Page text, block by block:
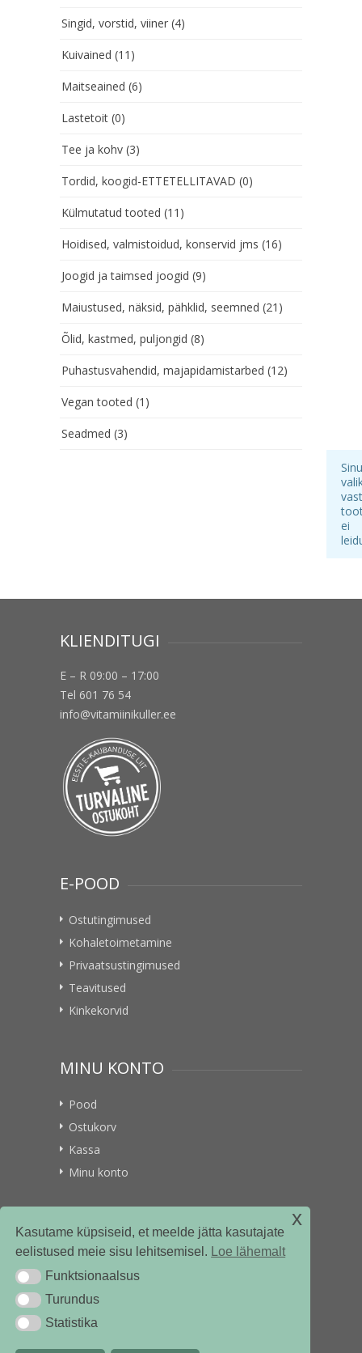
Kasutame küpsiseid, et meelde jätta kasutajate
eelistused meie sisu lehitsemisel. Loe lähemalt
Funktsionaalsus
Funktsionaalsus
TurundusTurundus
StatistikaStatistika
x
Singid, vorstid, viiner (4)
Kuivained (11)
Maitseained (6)
Lastetoit (0)
Tee ja kohv (3)
Tordid, koogid-ETTETELLITAVAD (0)
Külmutatud tooted (11)
Hoidised, valmistoidud, konservid jms (16)
Joogid ja taimsed joogid (9)
Maiustused, näksid, pähklid, seemned (21)
Õlid, kastmed, puljongid (8)
Puhastusvahendid, majapidamistarbed (12)
Vegan tooted (1)
Seadmed (3)
Sinu
ei
KLIENDITUGI
E – R 09:00 – 17:00
Tel 601 76 54
info@vitamiinikuller.ee
E-POOD
Ostutingimused
Kohaletoimetamine
Privaatsustingimused
Teavitused
Kinkekorvid
MINU KONTO
Pood
Ostukorv
Kassa
Minu konto
VITAMIINIKULLER.EE